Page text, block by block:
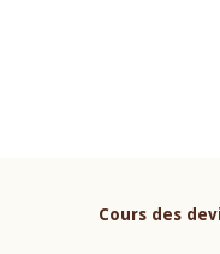
Cours des